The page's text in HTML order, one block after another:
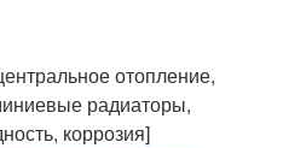
отопление,
радиаторы,
коррозия]